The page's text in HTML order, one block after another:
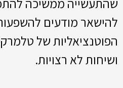
שהתעשייה ממשיכה
להישאר מודעים
הפוטנציאליות של
ושיחות לא רצויות.